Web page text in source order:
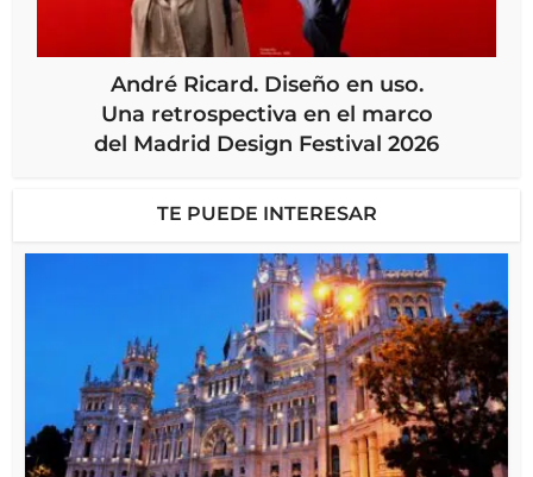
André Ricard. Diseño en uso.
Una retrospectiva en el marco
del Madrid Design Festival 2026
TE PUEDE INTERESAR